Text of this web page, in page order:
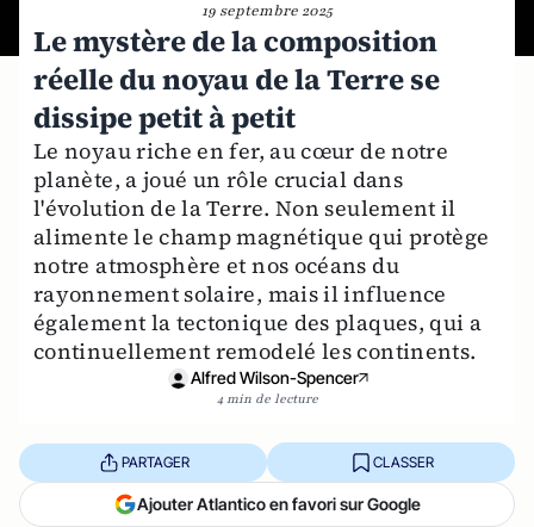
19 septembre 2025
Le mystère de la composition
réelle du noyau de la Terre se
dissipe petit à petit
Le noyau riche en fer, au cœur de notre
planète, a joué un rôle crucial dans
l'évolution de la Terre. Non seulement il
alimente le champ magnétique qui protège
notre atmosphère et nos océans du
rayonnement solaire, mais il influence
également la tectonique des plaques, qui a
continuellement remodelé les continents.
Alfred Wilson-Spencer
4 min de lecture
PARTAGER CLASSER
Ajouter Atlantico en favori sur Google